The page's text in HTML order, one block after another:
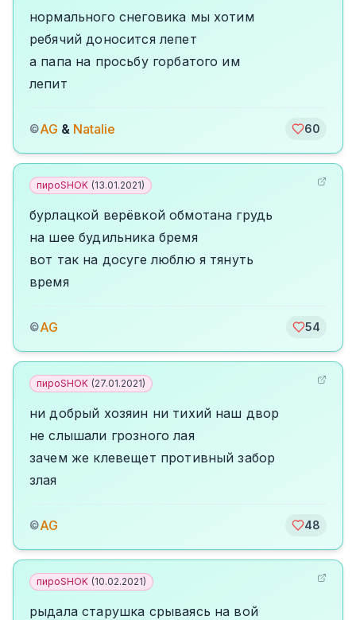
нормального снеговика мы хотим
ребячий доносится лепет
а папа на просьбу горбатого им
лепит
©AG & Natalie 60
пироSHOK (13.01.2021)
бурлацкой верёвкой обмотана грудь
на шее будильника бремя
вот так на досуге люблю я тянуть
время
©AG 54
пироSHOK (27.01.2021)
ни добрый хозяин ни тихий наш двор
не слышали грозного лая
зачем же клевещет противный забор
злая
©AG 48
пироSHOK (10.02.2021)
рыдала старушка срываясь на вой